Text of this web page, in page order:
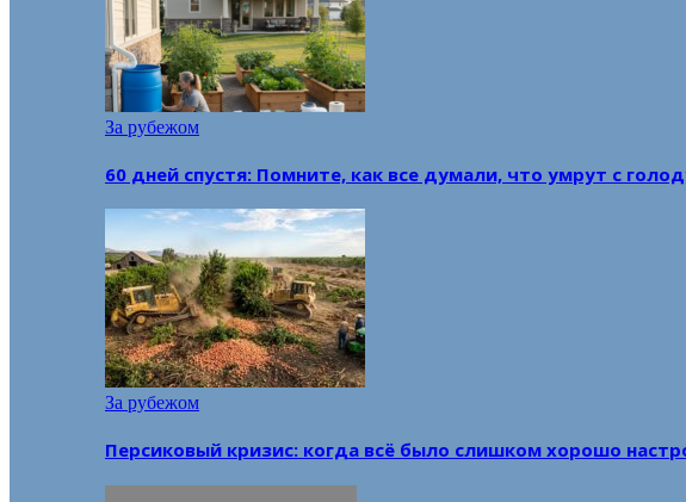
За рубежом
60 дней спустя: Помните, как все думали, что умрут с
За рубежом
Персиковый кризис: когда всё было слишком хорошо